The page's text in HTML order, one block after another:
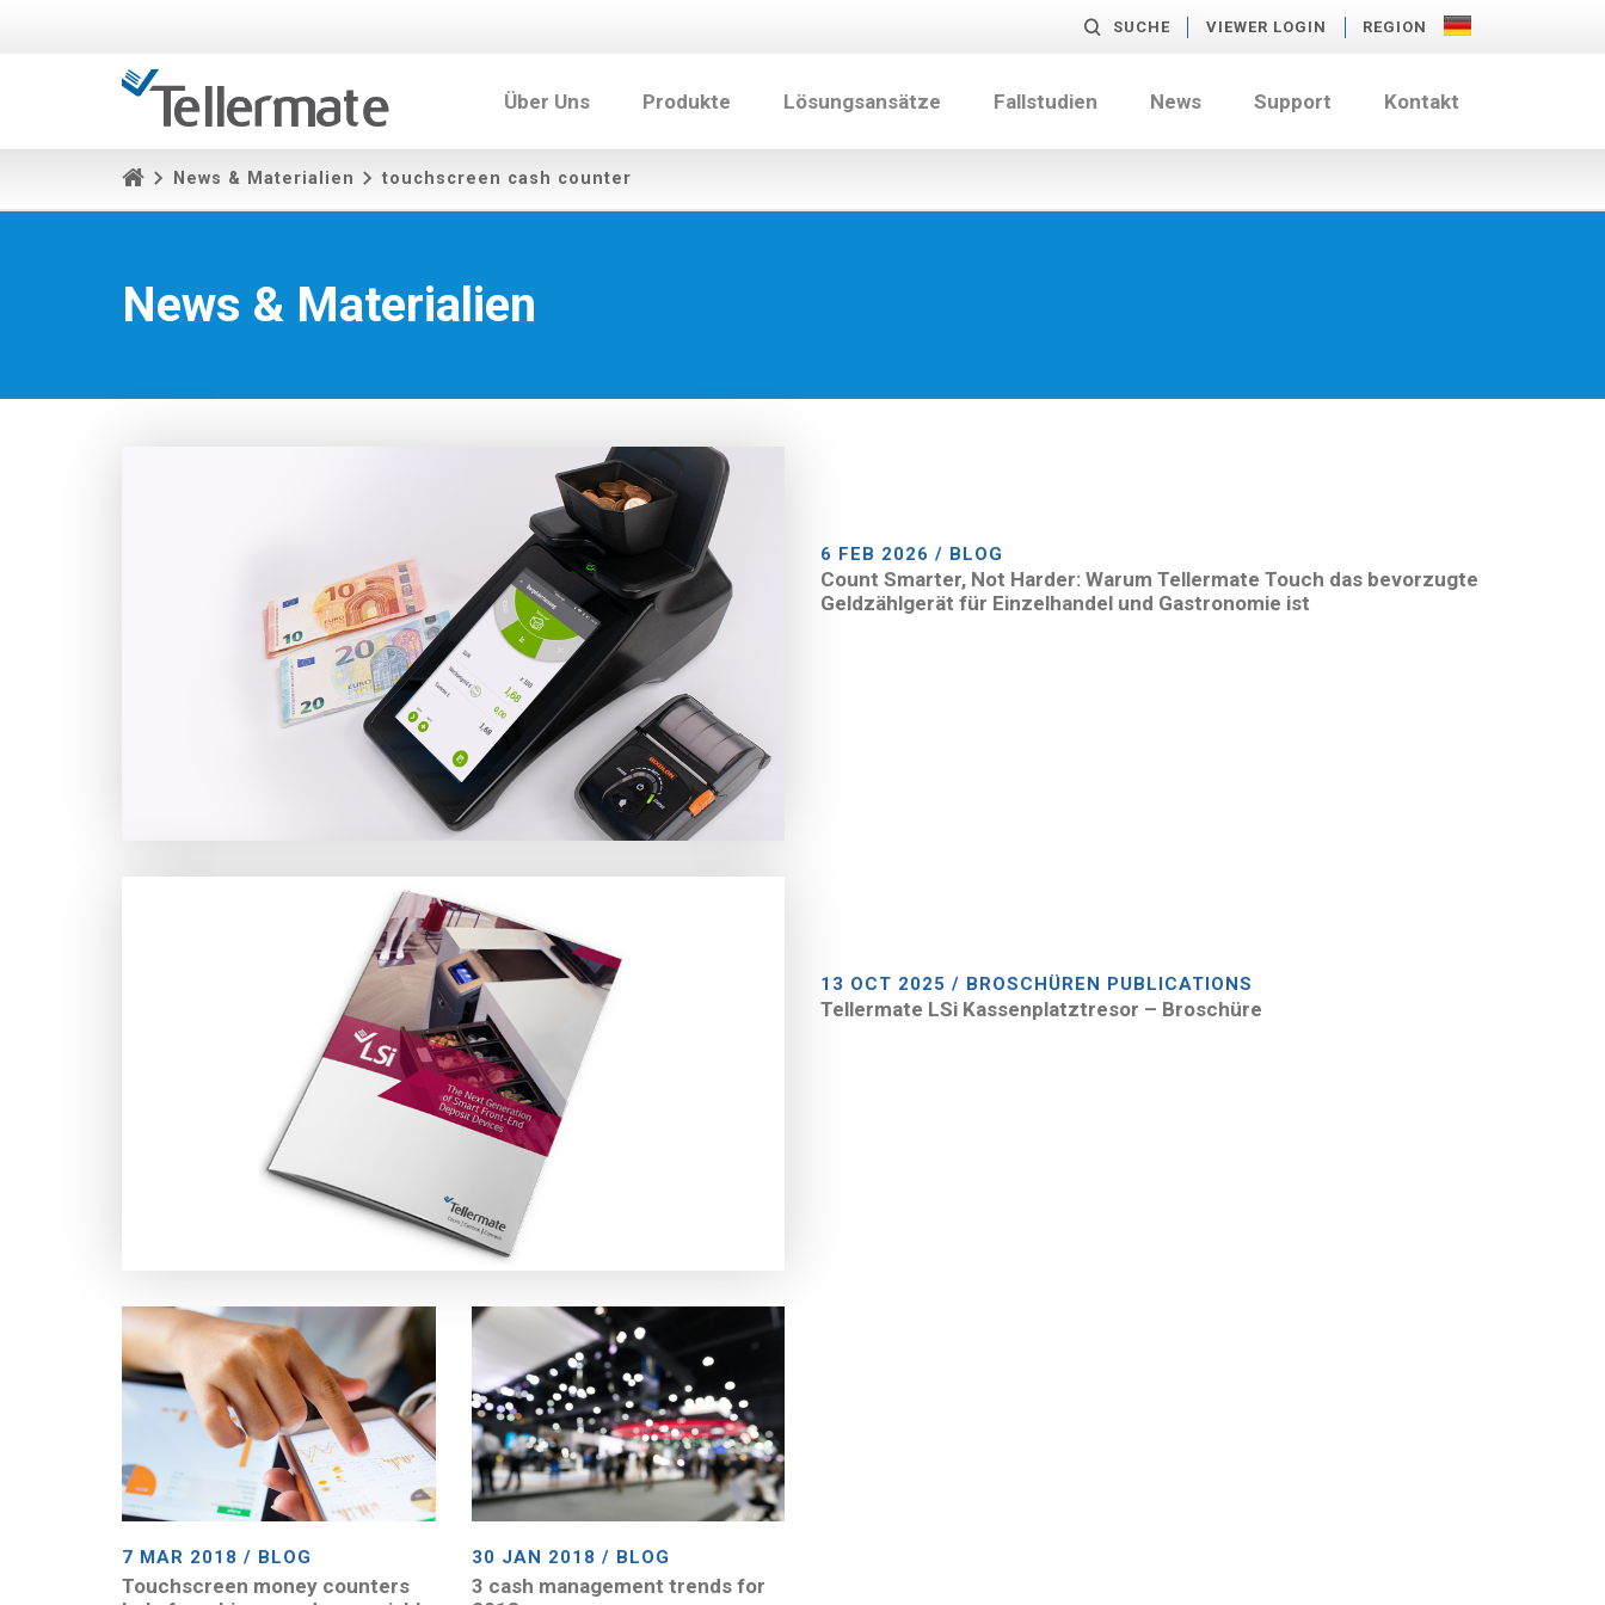
SUCHE VIEWER LOGIN REGION
Über Uns Produkte Lösungsansätze Fallstudien News Support Kontakt
News & Materialien touchscreen cash counter
News & Materialien
6 FEB 2026 / BLOG
Count Smarter, Not Harder: Warum Tellermate Touch das bevorzugte
Geldzählgerät für Einzelhandel und Gastronomie ist
13 OCT 2025 / BROSCHÜREN PUBLICATIONS
Tellermate LSi Kassenplatztresor – Broschüre
7 MAR 2018 / BLOG
Touchscreen money counters
30 JAN 2018 / BLOG
3 cash management trends for